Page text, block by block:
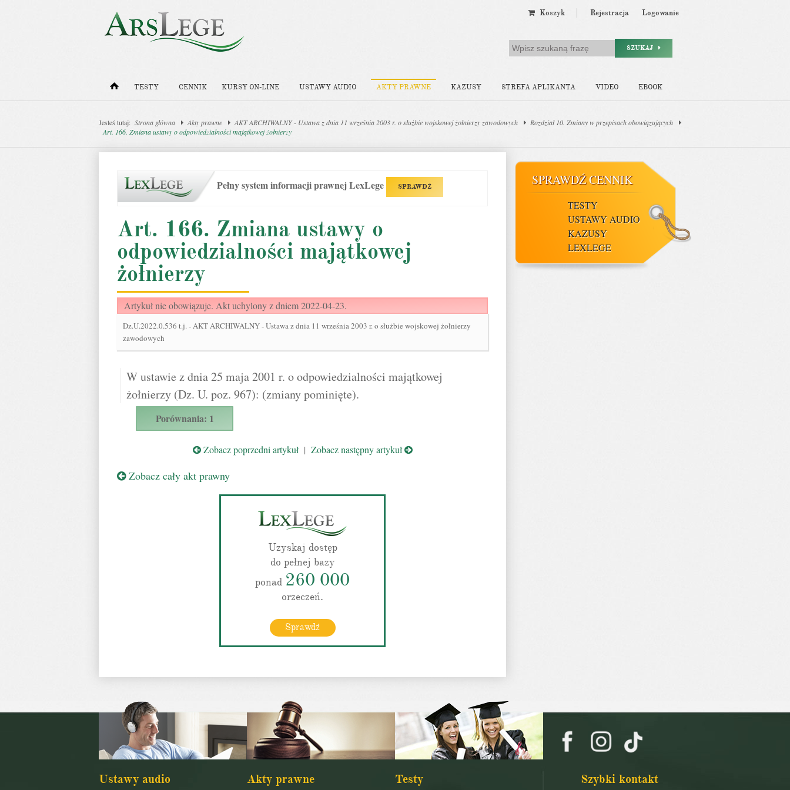
Koszyk Rejestracja Logowanie
SZUKAJ
TESTY CENNIK KURSY ON-LINE USTAWY AUDIO AKTY PRAWNE KAZUSY STREFA APLIKANTA VIDEO EBOOK
Jesteś tutaj: Strona główna Akty prawne AKT ARCHIWALNY - Ustawa z dnia 11 września 2003 r. o służbie wojskowej żołnierzy zawodowych
Rozdział 10. Zmiany w przepisach obowiązujących
Art. 166. Zmiana ustawy o odpowiedzialności majątkowej żołnierzy
Pełny system informacji prawnej LexLege SPRAWDŹ
Art. 166. Zmiana ustawy o
odpowiedzialności majątkowej
żołnierzy
Artykuł nie obowiązuje. Akt uchylony z dniem 2022-04-23.
Dz.U.2022.0.536 t.j.-AKT ARCHIWALNY - Ustawa z dnia 11 września 2003 r. o służbie wojskowej żołnierzy
zawodowych
W ustawie z dnia 25 maja 2001 r. o odpowiedzialności majątkowej
żołnierzy (Dz. U. poz. 967): (zmiany pominięte).
Porównania: 1
Zobacz poprzedni artykuł| Zobacz następny artykuł
Zobacz cały akt prawny
Uzyskaj dostęp
do pełnej bazy
ponad 260 000
orzeczeń.
Sprawdź
SPRAWDŹ CENNIK
TESTY
USTAWY AUDIO
KAZUSY
LEXLEGE
Ustawy audio Akty prawne Testy Szybki kontakt